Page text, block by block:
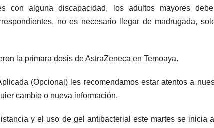
con alguna discapacidad, los adultos mayores
no es necesario llegar de madrugada,
la primara dosis de AstraZeneca en Temoaya.
(Opcional) les recomendamos estar atentos a
cambio o nueva información.
y el uso de gel antibacterial este martes se inicia